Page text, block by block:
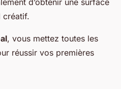
d’obtenir une surface
créatif.
, vous mettez toutes les
réussir vos premières